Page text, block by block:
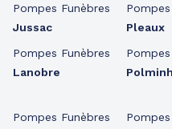
Pompes Funèbres
Jussac
Pompes Funèbres
Lanobre
Pompes Funèbres
Pleaux